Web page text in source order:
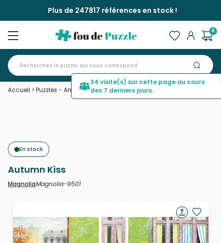
Plus de 247817 références en stock !
0
Accueil > Puzzles - Amour et Tendresse>Autumn Kiss
En stock
Autumn Kiss
MagnoliaMagnolia-9501
34 visite(s) sur cette page au cours
des 7 derniers jours.